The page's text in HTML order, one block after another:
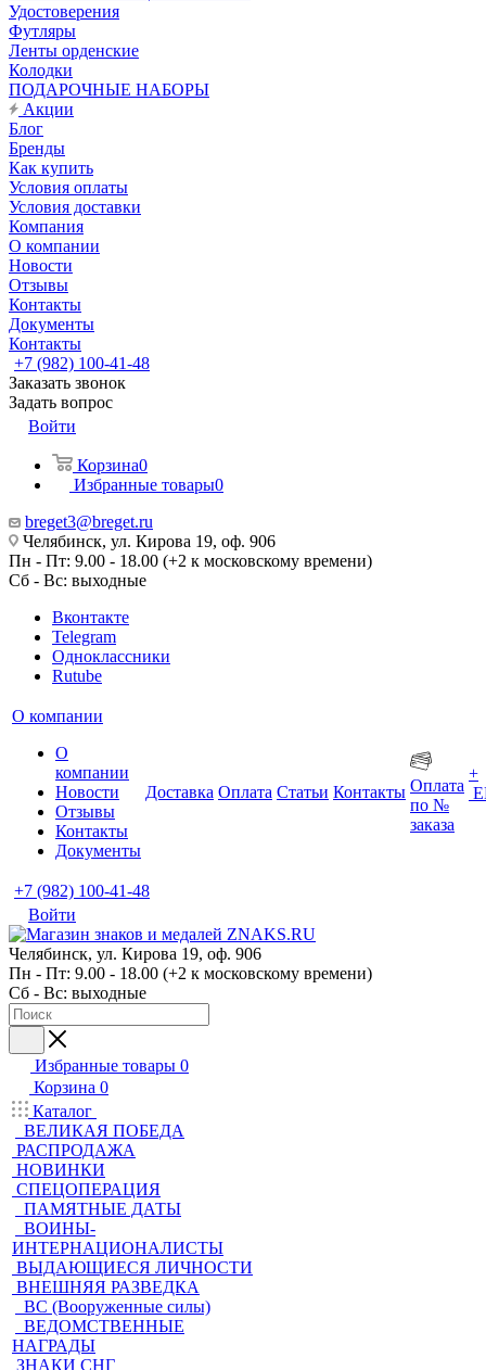
Удостоверения
Футляры
Ленты орденские
Колодки
ПОДАРОЧНЫЕ НАБОРЫ
Акции
Блог
Бренды
Как купить
Условия оплаты
Условия доставки
Компания
О компании
Новости
Отзывы
Контакты
Документы
Контакты
+7 (982) 100-41-48
Заказать звонок
Задать вопрос
Войти
Корзина0
Избранные товары0
breget3@breget.ru
Челябинск, ул. Кирова 19, оф. 906
Пн - Пт: 9.00 - 18.00 (+2 к московскому времени)
Сб - Вс: выходные
Вконтакте
Telegram
Одноклассники
Rutube
О компании
О
компании
Новости
Отзывы
Контакты
Документы
Доставка Оплата Статьи Контакты Оплата
по №
заказа
+
+7 (982) 100-41-48
Войти
Челябинск, ул. Кирова 19, оф. 906
Пн - Пт: 9.00 - 18.00 (+2 к московскому времени)
Сб - Вс: выходные
Избранные товары 0
Корзина 0
Каталог
ВЕЛИКАЯ ПОБЕДА
РАСПРОДАЖА
НОВИНКИ
СПЕЦОПЕРАЦИЯ
ПАМЯТНЫЕ ДАТЫ
ВОИНЫ-
ИНТЕРНАЦИОНАЛИСТЫ
ВЫДАЮЩИЕСЯ ЛИЧНОСТИ
ВНЕШНЯЯ РАЗВЕДКА
ВС (Вооруженные силы)
ВЕДОМСТВЕННЫЕ
НАГРАДЫ
ЗНАКИ СНГ